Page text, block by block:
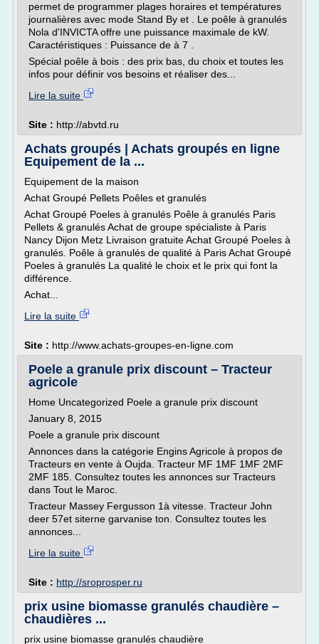
permet de programmer plages horaires et températures
journalières avec mode Stand By et . Le poêle à granulés
Nola d'INVICTA offre une puissance maximale de kW.
Caractéristiques : Puissance de à 7 .
Spécial poêle à bois : des prix bas, du choix et toutes les
infos pour définir vos besoins et réaliser des...
Lire la suite
Site : http://abvtd.ru
Achats groupés | Achats groupés en ligne
Equipement de la ...
Equipement de la maison
Achat Groupé Pellets Poêles et granulés
Achat Groupé Poeles à granulés Poêle à granulés Paris
Pellets & granulés Achat de groupe spécialiste à Paris
Nancy Dijon Metz Livraison gratuite Achat Groupé Poeles à
granulés. Poêle à granulés de qualité à Paris Achat Groupé
Poeles à granulés La qualité le choix et le prix qui font la
différence.
Achat...
Lire la suite
Site : http://www.achats-groupes-en-ligne.com
Poele a granule prix discount – Tracteur
agricole
Home Uncategorized Poele a granule prix discount
January 8, 2015
Poele a granule prix discount
Annonces dans la catégorie Engins Agricole à propos de
Tracteurs en vente à Oujda. Tracteur MF 1MF 1MF 2MF
2MF 185. Consultez toutes les annonces sur Tracteurs
dans Tout le Maroc.
Tracteur Massey Fergusson 1à vitesse. Tracteur John
deer 57et siterne garvanise ton. Consultez toutes les
annonces...
Lire la suite
Site : http://sroprosper.ru
prix usine biomasse granulés chaudière –
chaudières ...
prix usine biomasse granulés chaudière